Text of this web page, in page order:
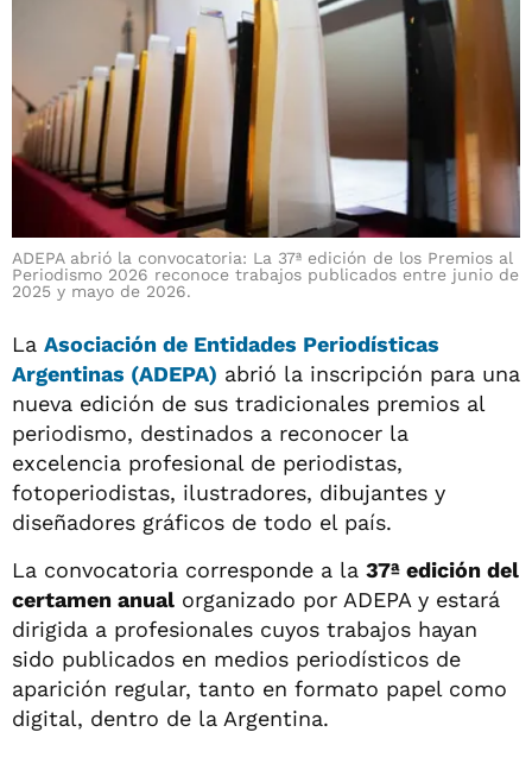
ADEPA abrió la convocatoria: La 37ª edición de los Premios al
Periodismo 2026 reconoce trabajos publicados entre junio de
2025 y mayo de 2026.
La Asociación de Entidades Periodísticas
Argentinas (ADEPA) abrió la inscripción para una
nueva edición de sus tradicionales premios al
periodismo, destinados a reconocer la
excelencia profesional de periodistas,
fotoperiodistas, ilustradores, dibujantes y
diseñadores gráficos de todo el país.
La convocatoria corresponde a la 37ª edición del
certamen anual organizado por ADEPA y estará
dirigida a profesionales cuyos trabajos hayan
sido publicados en medios periodísticos de
aparición regular, tanto en formato papel como
digital, dentro de la Argentina.